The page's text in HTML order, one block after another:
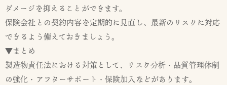
ダメージを抑えることができます。
保険会社との契約内容を定期的に見直し、最新のリスクに対応
できるよう備えておきましょう。
▼まとめ
製造物責任法における対策として、リスク分析・品質管理体制
の強化・アフターサポート・保険加入などがあります。